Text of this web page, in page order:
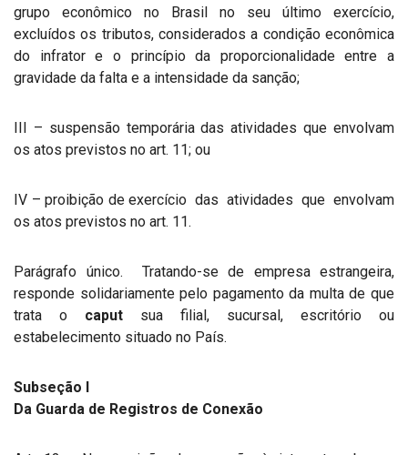
grupo econômico no Brasil no seu último exercício,
excluídos os tributos, considerados a condição econômica
do infrator e o princípio da proporcionalidade entre a
gravidade da falta e a intensidade da sanção;
III – suspensão temporária das atividades que envolvam
os atos previstos no art. 11; ou
IV – proibição de exercício das atividades que envolvam
os atos previstos no art. 11.
Parágrafo único. Tratando-se de empresa estrangeira,
responde solidariamente pelo pagamento da multa de que
trata o caput sua filial, sucursal, escritório ou
estabelecimento situado no País.
Subseção I
Da Guarda de Registros de Conexão